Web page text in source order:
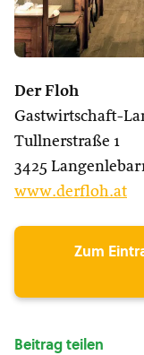
Der Floh
Gastwirtschaft-
Tullnerstraße 1
3425
www.derfloh.at
Zum
Beitrag teilen